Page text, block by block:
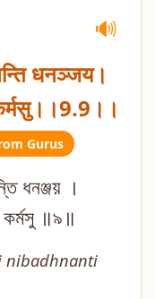
🔊
धनञ्जय।
Gurus
ধনঞ্জয় ।
কর্মসু ॥৯॥
nibadhnanti